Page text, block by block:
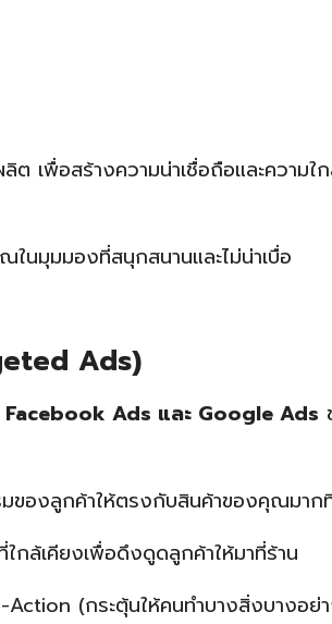
ต เพื่อสร้างความน่าเชื่อถือและความใ
นมุมมองที่สนุกสนานและไม่น่าเบื่อ
Ads)
Facebook Ads และ Google Ads
ของลูกค้าให้ตรงกับสินค้าของคุณมาก
ล้เคียงเพื่อดึงดูดลูกค้าให้มาที่ร้าน
(กระตุ้นให้คนทำบางสิ่งบางอย่